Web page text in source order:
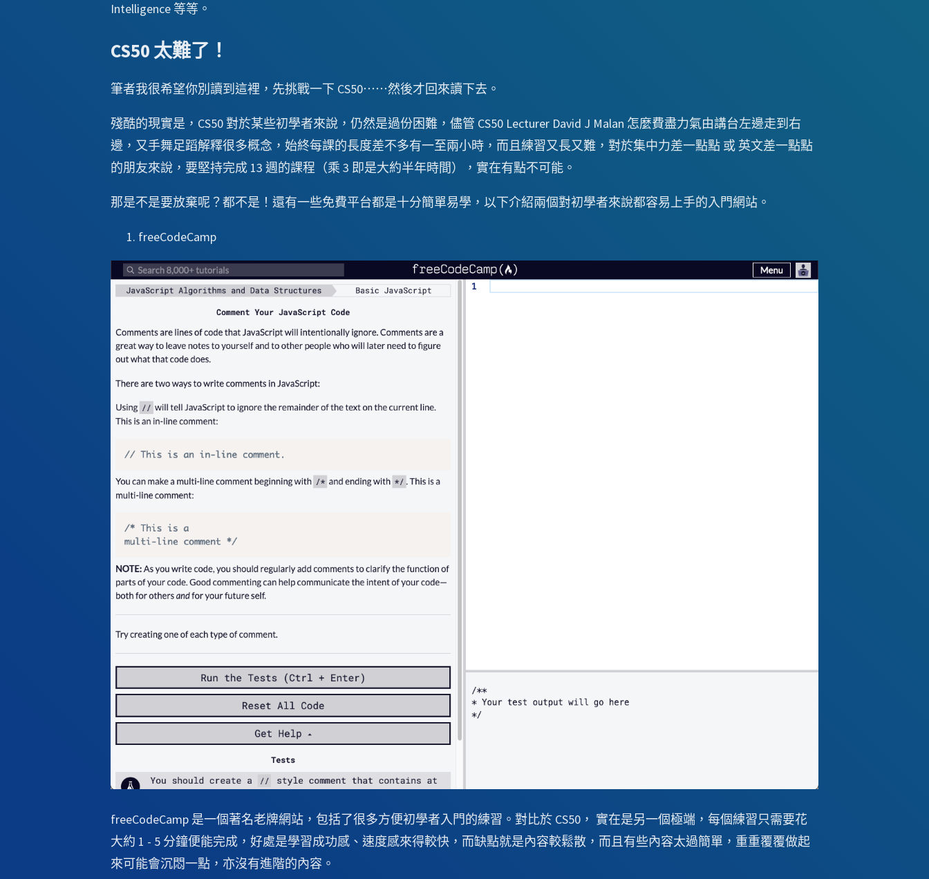
Intelligence 等等。
CS50 太難了！
筆者我很希望你別讀到這裡，先挑戰一下 CS50⋯⋯然後才回來讀下去。
殘酷的現實是，CS50 對於某些初學者來說，仍然是過份困難，儘管 CS50 Lecturer David J Malan 怎麼費盡力氣由講台左邊走到右
邊，又手舞足蹈解釋很多概念，始終每課的長度差不多有一至兩小時，而且練習又長又難，對於集中力差一點點 或 英文差一點點
的朋友來說，要堅持完成 13 週的課程（乘 3 即是大約半年時間），實在有點不可能。
那是不是要放棄呢？都不是！還有一些免費平台都是十分簡單易學，以下介紹兩個對初學者來說都容易上手的入門網站。
freeCodeCamp
freeCodeCamp 是一個著名老牌網站，包括了很多方便初學者入門的練習。對比於 CS50， 實在是另一個極端，每個練習只需要花
大約 1 - 5 分鐘便能完成，好處是學習成功感、速度感來得較快，而缺點就是內容較鬆散，而且有些內容太過簡單，重重覆覆做起
來可能會沉悶一點，亦沒有進階的內容。